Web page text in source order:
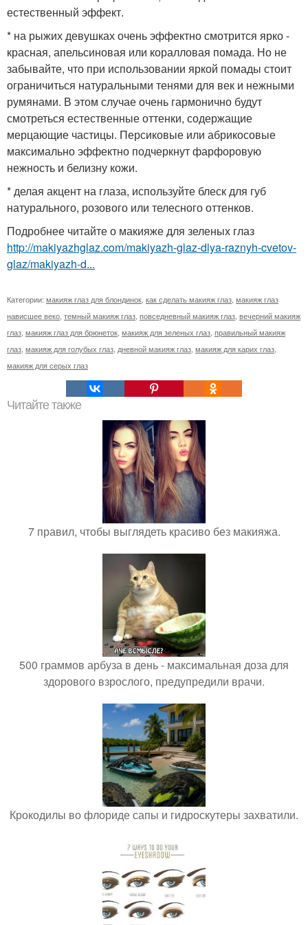
естественный эффект.
* на рыжих девушках очень эффектно смотрится ярко -
красная, апельсиновая или коралловая помада. Но не
забывайте, что при использовании яркой помады стоит
ограничиться натуральными тенями для век и нежными
румянами. В этом случае очень гармонично будут
смотреться естественные оттенки, содержащие
мерцающие частицы. Персиковые или абрикосовые
максимально эффектно подчеркнут фарфоровую
нежность и белизну кожи.
* делая акцент на глаза, используйте блеск для губ
натурального, розового или телесного оттенков.
Подробнее читайте о макияже для зеленых глаз
http://makiyazhglaz.com/makiyazh-glaz-dlya-raznyh-cvetov-
glaz/makiyazh-d...
Категории: макияж глаз для блондинок как сделать макияж глаз макияж глаз
нависшее веко темный макияж глаз повседневный макияж глаз вечерний макияж
глаз макияж глаз для брюнеток макияж для зеленых глаз правильный макияж
глаз макияж для голубых глаз дневной макияж глаз макияж для карих глаз
макияж для серых глаз
Читайте также
7 правил, чтобы выглядеть красиво без макияжа.
500 граммов арбуза в день - максимальная доза для
здорового взрослого, предупредили врачи.
Крокодилы во флориде сапы и гидроскутеры захватили.